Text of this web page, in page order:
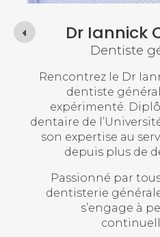
Dre
Dentiste
Rencontrez la Dre
dentiste généraliste
besoins de ses
médecine dentaire
Montréal en 1997,
Elle a également
anesthésie
l’Université Paul